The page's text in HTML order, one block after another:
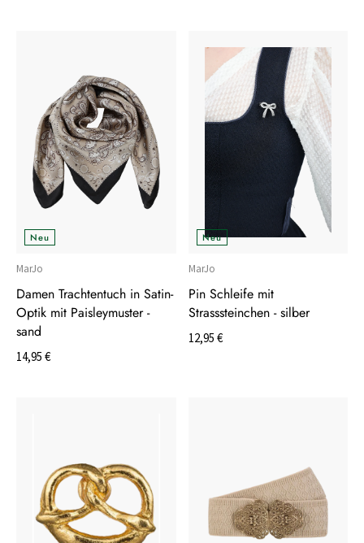
Neu
MarJo
Damen Trachtentuch in Satin-
Optik mit Paisleymuster -
sand
14,95 €
Neu
MarJo
Pin Schleife mit
Strasssteinchen - silber
12,95 €